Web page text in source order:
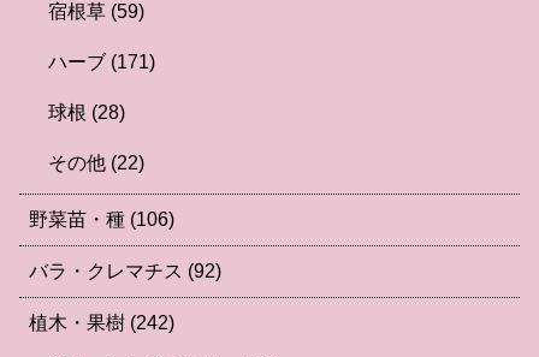
宿根草 (59)
ハーブ (171)
球根 (28)
その他 (22)
野菜苗・種 (106)
バラ・クレマチス (92)
植木・果樹 (242)